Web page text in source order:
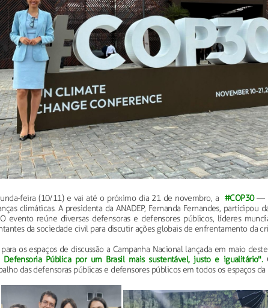
feira (10/11) e vai até o próximo dia 21 de novembro, a #COP30—
climáticas. A presidenta da ANADEP, Fernanda Fernandes, participou
evento reúne diversas defensoras e defensores públicos, líderes
da sociedade civil para discutir ações globais de enfrentamento da
os espaços de discussão a Campanha Nacional lançada em maio
Defensoria Pública por um Brasil mais sustentável, justo e igualitário".
das defensoras públicas e defensores públicos em todos os espaços da